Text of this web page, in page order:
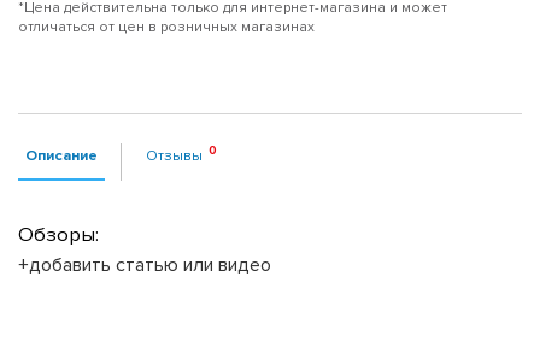
*Цена действительна только для интернет-магазина и может
отличаться от цен в розничных магазинах
Описание Отзывы
Обзоры:
+добавить статью или видео